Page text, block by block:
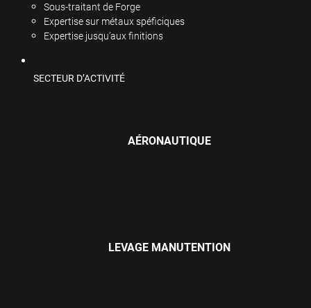
Sous-traitant de Forge
Expertise sur métaux spéficiques
Expertise jusqu’aux finitions
SECTEUR D’ACTIVITÉ
AÉRONAUTIQUE
LEVAGE MANUTENTION